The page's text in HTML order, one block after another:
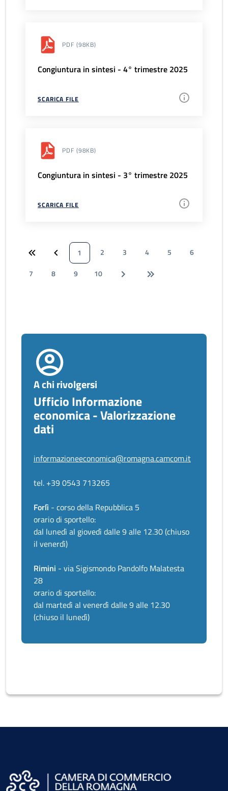
PDF (98KB)
Congiuntura in sintesi - 4° trimestre 2025
SCARICA FILE
PDF (98KB)
Congiuntura in sintesi - 3° trimestre 2025
SCARICA FILE
1 2 3 4 5
6
7
8 9 10
A chi rivolgersi
Ufficio Informazione
economica - Valorizzazione
dati
informazioneeconomica@romagna.camcom.it
tel. +39 0543 713265
Forlì - corso della Repubblica 5
orario di sportello:
dal lunedì al giovedì dalle 9 alle 12.30 (chiuso
il venerdì)
Rimini - via Sigismondo Pandolfo Malatesta
28
orario di sportello:
dal martedì al venerdì dalle 9 alle 12.30
(chiuso il lunedì)